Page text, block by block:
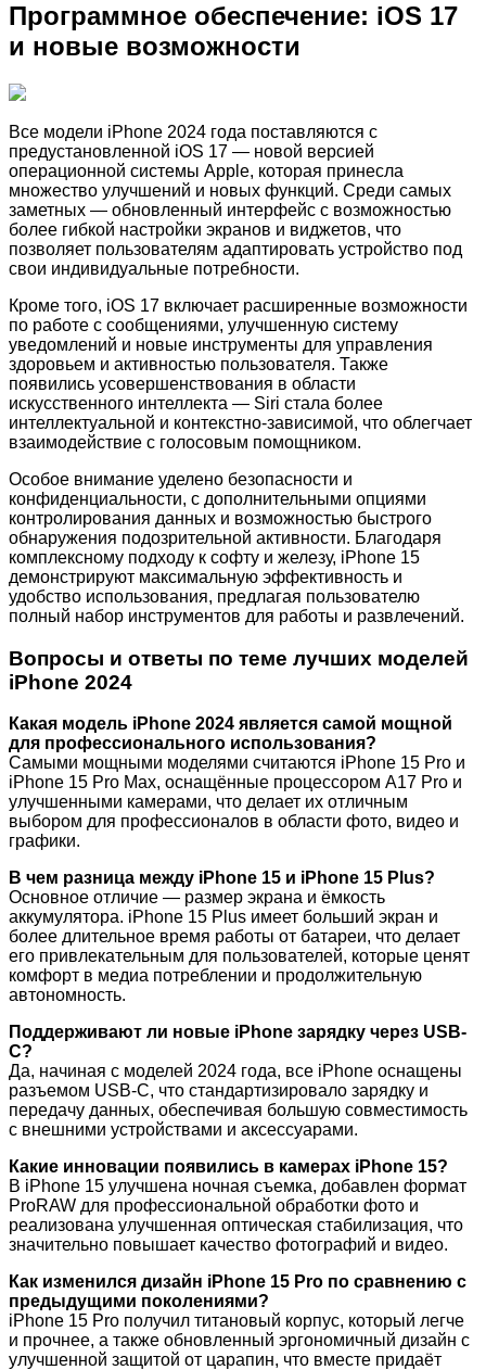
Программное обеспечение: iOS 17
и новые возможности
Все модели iPhone 2024 года поставляются с
предустановленной iOS 17 — новой версией
операционной системы Apple, которая принесла
множество улучшений и новых функций. Среди самых
заметных — обновленный интерфейс с возможностью
более гибкой настройки экранов и виджетов, что
позволяет пользователям адаптировать устройство под
свои индивидуальные потребности.
Кроме того, iOS 17 включает расширенные возможности
по работе с сообщениями, улучшенную систему
уведомлений и новые инструменты для управления
здоровьем и активностью пользователя. Также
появились усовершенствования в области
искусственного интеллекта — Siri стала более
интеллектуальной и контекстно-зависимой, что облегчает
взаимодействие с голосовым помощником.
Особое внимание уделено безопасности и
конфиденциальности, с дополнительными опциями
контролирования данных и возможностью быстрого
обнаружения подозрительной активности. Благодаря
комплексному подходу к софту и железу, iPhone 15
демонстрируют максимальную эффективность и
удобство использования, предлагая пользователю
полный набор инструментов для работы и развлечений.
Вопросы и ответы по теме лучших моделей
iPhone 2024
Какая модель iPhone 2024 является самой мощной
для профессионального использования?
Самыми мощными моделями считаются iPhone 15 Pro и
iPhone 15 Pro Max, оснащённые процессором A17 Pro и
улучшенными камерами, что делает их отличным
выбором для профессионалов в области фото, видео и
графики.
В чем разница между iPhone 15 и iPhone 15 Plus?
Основное отличие — размер экрана и ёмкость
аккумулятора. iPhone 15 Plus имеет больший экран и
более длительное время работы от батареи, что делает
его привлекательным для пользователей, которые ценят
комфорт в медиа потреблении и продолжительную
автономность.
Поддерживают ли новые iPhone зарядку через USB-
C?
Да, начиная с моделей 2024 года, все iPhone оснащены
разъемом USB-C, что стандартизировало зарядку и
передачу данных, обеспечивая большую совместимость
с внешними устройствами и аксессуарами.
Какие инновации появились в камерах iPhone 15?
В iPhone 15 улучшена ночная съемка, добавлен формат
ProRAW для профессиональной обработки фото и
реализована улучшенная оптическая стабилизация, что
значительно повышает качество фотографий и видео.
Как изменился дизайн iPhone 15 Pro по сравнению с
предыдущими поколениями?
iPhone 15 Pro получил титановый корпус, который легче
и прочнее, а также обновленный эргономичный дизайн с
улучшенной защитой от царапин, что вместе придаёт